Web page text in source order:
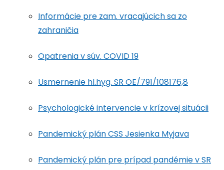
Informácie pre zam. vracajúcich sa zo
zahraničia
Opatrenia v súv. COVID 19
Usmernenie hl.hyg. SR OE/791/108176,8
Psychologické intervencie v krízovej situácii
Pandemický plán CSS Jesienka Myjava
Pandemický plán pre prípad pandémie v SR